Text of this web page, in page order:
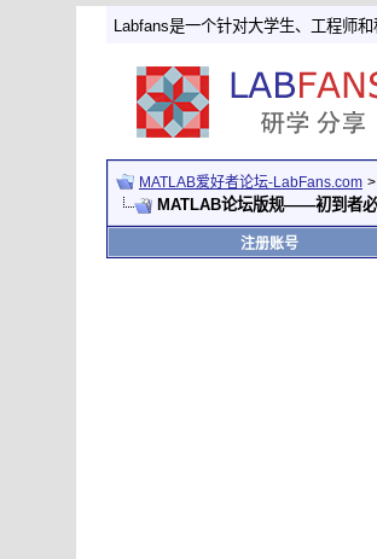
Labfans是一个针对大学生、工程师
MATLAB爱好者论坛-LabFans.com >
MATLAB论坛版规——初到者必
注册账号